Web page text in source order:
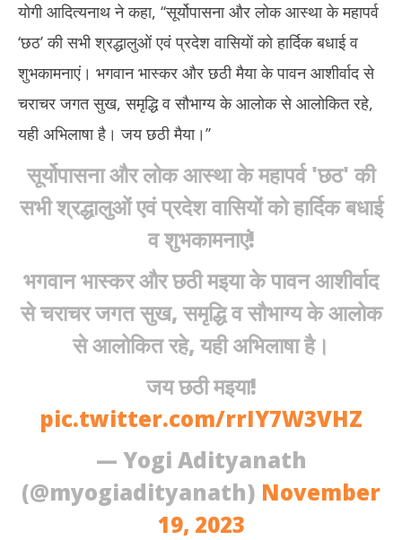
Chhath festival 2023 : यूपी के सीएम योगी समेत कई प्रमुख नेताओं ने
दी बधाई और शुभकामनाएं
November
19, 2023
योगी आदित्‍यनाथ ने कहा, ‘‘सूर्योपासना और लोक आस्था के महापर्व
‘छठ’ की सभी श्रद्धालुओं एवं प्रदेश वासियों को हार्दिक बधाई व
शुभकामनाएं। भगवान भास्कर और छठी मैया के पावन आशीर्वाद से
चराचर जगत सुख, समृद्धि व सौभाग्य के आलोक से आलोकित रहे,
यही अभिलाषा है। जय छठी मैया।’’
सूर्योपासना और लोक आस्था के महापर्व 'छठ' की
सभी श्रद्धालुओं एवं प्रदेश वासियों को हार्दिक बधाई
व शुभकामनाएं!
भगवान भास्कर और छठी मइया के पावन आशीर्वाद
से चराचर जगत सुख, समृद्धि व सौभाग्य के आलोक
से आलोकित रहे, यही अभिलाषा है।
जय छठी मइया!
pic.twitter.com/rrIY7W3VHZ
— Yogi Adityanath
(@myogiadityanath) November
19, 2023